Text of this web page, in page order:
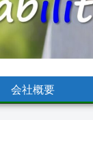
会社概要